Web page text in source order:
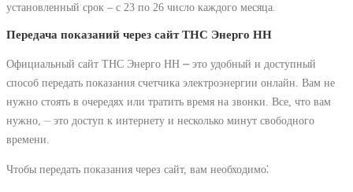
установленный срок – с 23 по 26 число каждого месяца.
Передача показаний через сайт ТНС Энерго НН
Официальный сайт ТНС Энерго НН ⎼ это удобный и доступный
способ передать показания счетчика электроэнергии онлайн. Вам не
нужно стоять в очередях или тратить время на звонки. Все, что вам
нужно, ⏤ это доступ к интернету и несколько минут свободного
времени.
Чтобы передать показания через сайт, вам необходимо⁚